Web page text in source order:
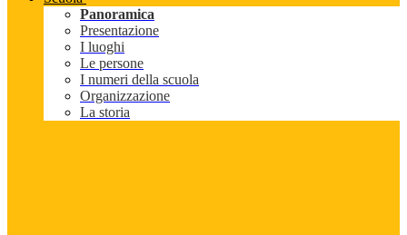
Panoramica
Presentazione
I luoghi
Le persone
I numeri della scuola
Organizzazione
La storia